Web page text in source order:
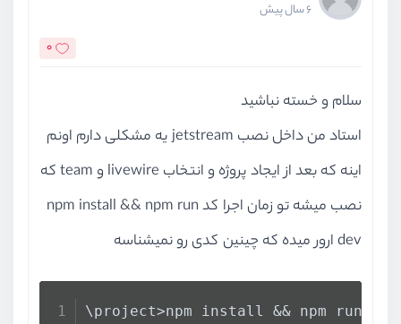
6 سال پیش
0
سلام و خسته نباشید
استاد من داخل نصب jetstream یه مشکلی دارم اونم
اینه که بعد از ایجاد پروژه و انتخاب livewire و team که
نصب میشه تو زمان اجرا کد npm install && npm run
dev ارور میده که چینین کدی رو نمیشناسه
\project>npm install && npm run dev